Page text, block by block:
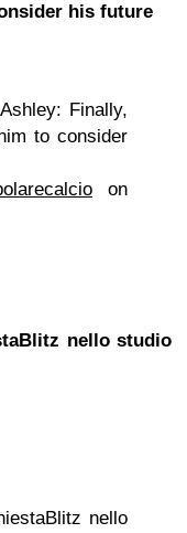
his future
Finally,
to consider
on
nello studio
nello